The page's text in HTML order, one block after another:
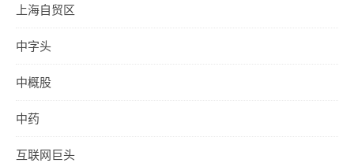
上海自贸区
中字头
中概股
中药
互联网巨头